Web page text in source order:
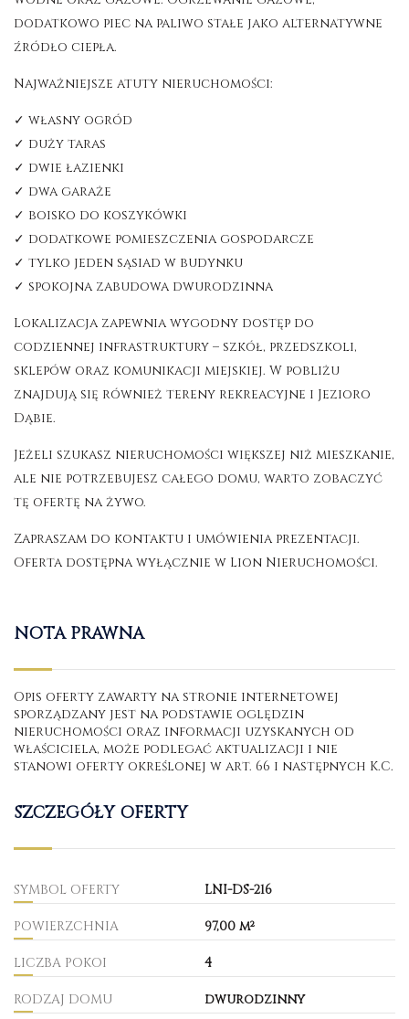
dodatkowo piec na paliwo stałe jako alternatywne
źródło ciepła.
Najważniejsze atuty nieruchomości:
✓ własny ogród
✓ duży taras
✓ dwie łazienki
✓ dwa garaże
✓ boisko do koszykówki
✓ dodatkowe pomieszczenia gospodarcze
✓ tylko jeden sąsiad w budynku
✓ spokojna zabudowa dwurodzinna
Lokalizacja zapewnia wygodny dostęp do
codziennej infrastruktury – szkół, przedszkoli,
sklepów oraz komunikacji miejskiej. W pobliżu
znajdują się również tereny rekreacyjne i Jezioro
Dąbie.
Jeżeli szukasz nieruchomości większej niż mieszkanie,
ale nie potrzebujesz całego domu, warto zobaczyć
tę ofertę na żywo.
Zapraszam do kontaktu i umówienia prezentacji.
Oferta dostępna wyłącznie w Lion Nieruchomości.
NOTA PRAWNA
Opis oferty zawarty na stronie internetowej
sporządzany jest na podstawie oględzin
nieruchomości oraz informacji uzyskanych od
właściciela, może podlegać aktualizacji i nie
stanowi oferty określonej w art. 66 i następnych K.C.
SZCZEGÓŁY OFERTY
SYMBOL OFERTY LNI-DS-216
POWIERZCHNIA 97,00 m²
LICZBA POKOI 4
RODZAJ DOMU dwurodzinny